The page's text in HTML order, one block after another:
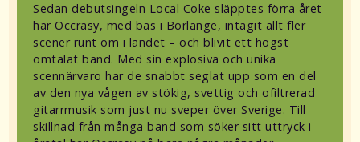
Sedan debutsingeln Local Coke släpptes förra året
har Occrasy, med bas i Borlänge, intagit allt fler
scener runt om i landet – och blivit ett högst
omtalat band. Med sin explosiva och unika
scennärvaro har de snabbt seglat upp som en del
av den nya vågen av stökig, svettig och ofiltrerad
gitarrmusik som just nu sveper över Sverige. Till
skillnad från många band som söker sitt uttryck i